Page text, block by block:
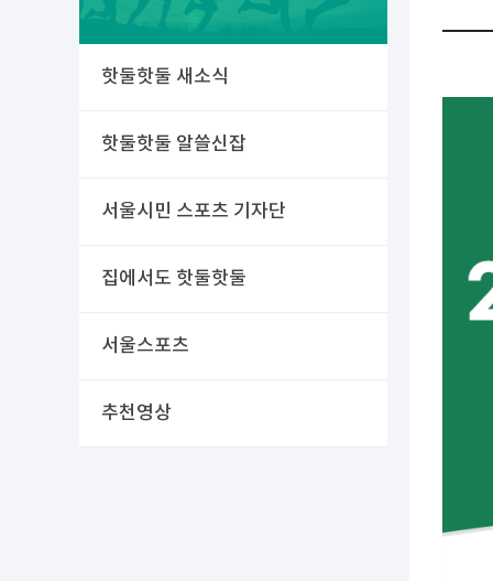
핫둘핫둘 새소식
핫둘핫둘 알쓸신잡
서울시민 스포츠 기자단
집에서도 핫둘핫둘
서울스포츠
추천영상